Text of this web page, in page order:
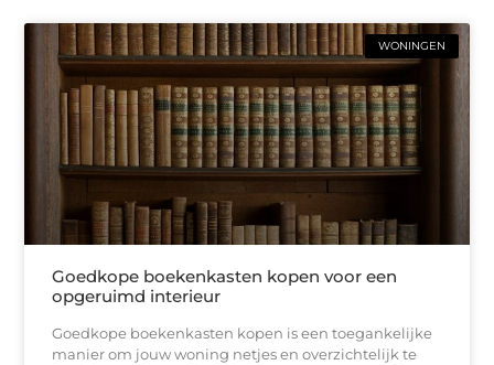
WONINGEN
Goedkope boekenkasten kopen voor een
opgeruimd interieur
Goedkope boekenkasten kopen is een toegankelijke
manier om jouw woning netjes en overzichtelijk te